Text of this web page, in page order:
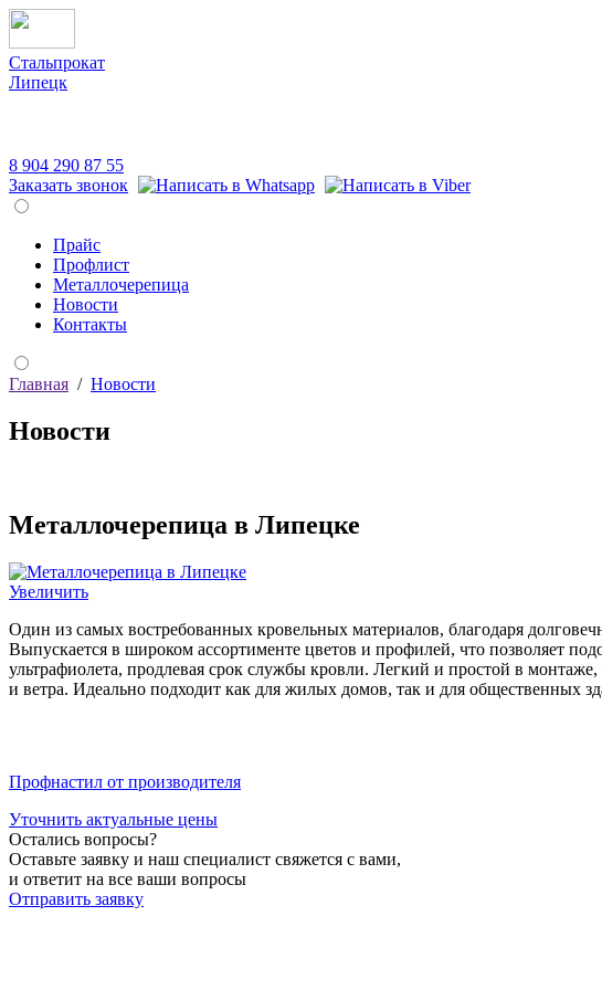
Стальпрокат
Липецк
8 904 290 87 55
Заказать звонок
Прайс
Профлист
Металлочерепица
Новости
Контакты
Главная / Новости
Новости
Металлочерепица в Липецке
Увеличить
Один из самых востребованных кровельных материалов, благодаря
Выпускается в широком ассортименте цветов и профилей, что позволяет
ультрафиолета, продлевая срок службы кровли. Легкий и простой в
и ветра. Идеально подходит как для жилых домов, так и для общественных
Профнастил от производителя
Уточнить актуальные цены
Остались вопросы?
Оставьте заявку и наш специалист свяжется с вами,
и ответит на все ваши вопросы
Отправить заявку